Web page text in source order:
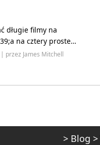
długie filmy na
na cztery proste
przez James Mitchell
> Blog >